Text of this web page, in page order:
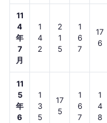
11
4
年
7
月
1
4
2
2
1
5
1
6
7
17
6
11
5
年
6
1
3
5
17
5
1
6
7
1
4
8